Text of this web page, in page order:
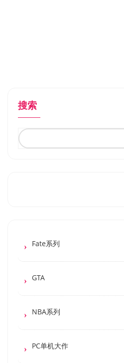
搜索
Fate系列
GTA
NBA系列
PC单机大作